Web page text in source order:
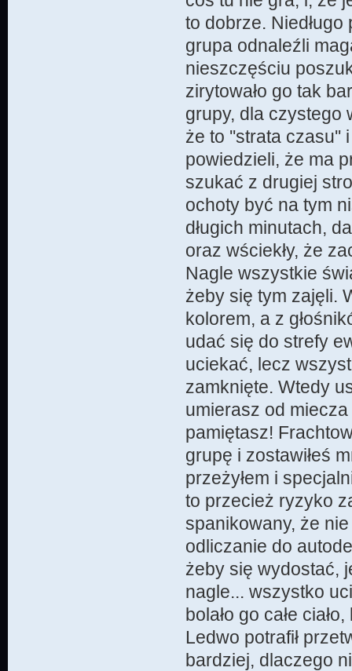
to dobrze.
grupa odnaleźli
nieszczęściu
zirytowało go tak
grupy, dla czystego
że to ''strata czasu''
powiedzieli, że ma
szukać z drugiej
ochoty być na tym
długich minutach,
oraz wściekły, że
Nagle wszystkie
żeby się tym zajęli.
kolorem, a z
udać się do strefy
uciekać, lecz
zamknięte. Wtedy
umierasz od
pamiętasz!
grupę i zostawiłeś
przeżyłem i
to przecież ryzyko
spanikowany, że nie
odliczanie do
żeby się wydostać,
nagle... wszystko
bolało go całe
Ledwo potrafił
bardziej, dlaczego